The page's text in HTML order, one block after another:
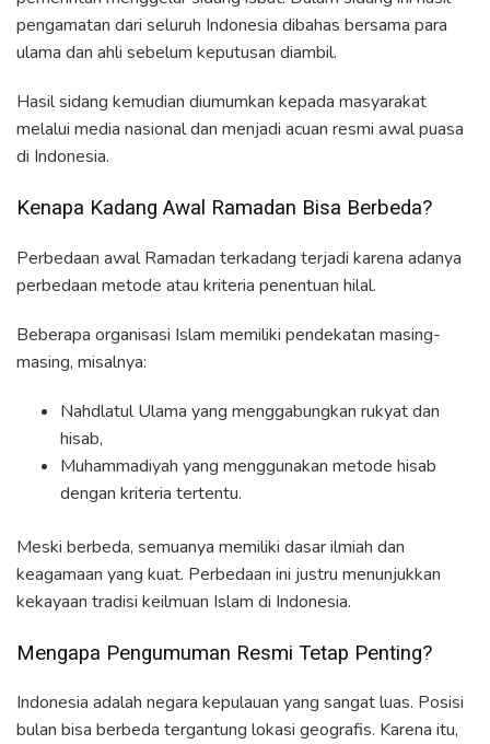
pengamatan dari seluruh Indonesia dibahas bersama para
ulama dan ahli sebelum keputusan diambil.
Hasil sidang kemudian diumumkan kepada masyarakat
melalui media nasional dan menjadi acuan resmi awal puasa
di Indonesia.
Kenapa Kadang Awal Ramadan Bisa Berbeda?
Perbedaan awal Ramadan terkadang terjadi karena adanya
perbedaan metode atau kriteria penentuan hilal.
Beberapa organisasi Islam memiliki pendekatan masing-
masing, misalnya:
Nahdlatul Ulama yang menggabungkan rukyat dan
hisab,
Muhammadiyah yang menggunakan metode hisab
dengan kriteria tertentu.
Meski berbeda, semuanya memiliki dasar ilmiah dan
keagamaan yang kuat. Perbedaan ini justru menunjukkan
kekayaan tradisi keilmuan Islam di Indonesia.
Mengapa Pengumuman Resmi Tetap Penting?
Indonesia adalah negara kepulauan yang sangat luas. Posisi
bulan bisa berbeda tergantung lokasi geografis. Karena itu,